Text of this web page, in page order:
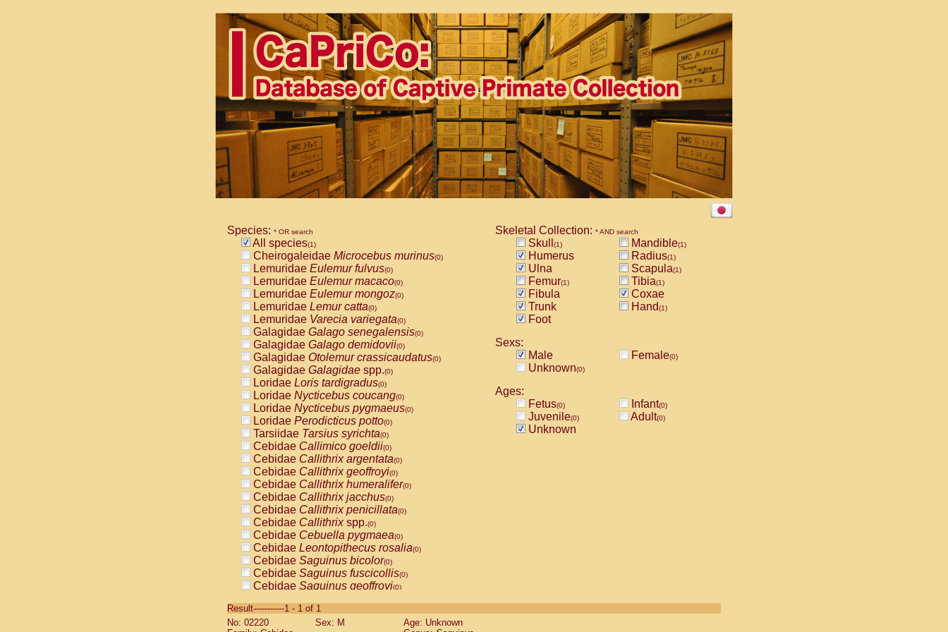
Species: * OR search
All species(1)
Cheirogaleidae Microcebus murinus(0)
Lemuridae Eulemur fulvus(0)
Lemuridae Eulemur macaco(0)
Lemuridae Eulemur mongoz(0)
Lemuridae Lemur catta(0)
Lemuridae Varecia variegata(0)
Galagidae Galago senegalensis(0)
Galagidae Galago demidovii(0)
Galagidae Otolemur crassicaudatus(0)
Galagidae Galagidae spp.(0)
Loridae Loris tardigradus(0)
Loridae Nycticebus coucang(0)
Loridae Nycticebus pygmaeus(0)
Loridae Perodicticus potto(0)
Tarsiidae Tarsius syrichta(0)
Cebidae Callimico goeldii(0)
Cebidae Callithrix argentata(0)
Cebidae Callithrix geoffroyi(0)
Cebidae Callithrix humeralifer(0)
Cebidae Callithrix jacchus(0)
Cebidae Callithrix penicillata(0)
Cebidae Callithrixspp.(0)
Cebidae Cebuella pygmaea(0)
Cebidae Leontopithecus rosalia(0)
Cebidae Saguinus bicolor(0)
Cebidae Saguinus fuscicollis(0)
Cebidae Saguinus geoffroyi(0)
CebidaeSaguinus labiatus(0)
Cebidae Saguinus leucopus (0)
Skeletal Collection: * AND search
Skull (1) Mandible(1)
Humerus Radius(1)
Ulna Scapula(1)
Femur(1) Tibia(1)
Fibula
Coxae
Trunk
Hand(1)
Foot
Sexs:
Male
Female(0)
Unknown(0)
Ages:
Fetus(0) Infant(0)
Juvenile(0) Adult(0)
Unknown
Result-----------1 - 1 of 1
No: 02220
Sex: M
Age: Unknown